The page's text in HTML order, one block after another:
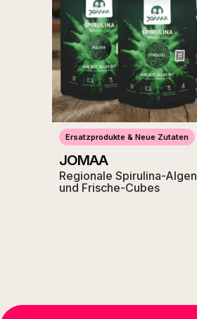
Ersatzprodukte & Neue Zutaten
JOMAA
Regionale Spirulina-Algen
und Frische-Cubes